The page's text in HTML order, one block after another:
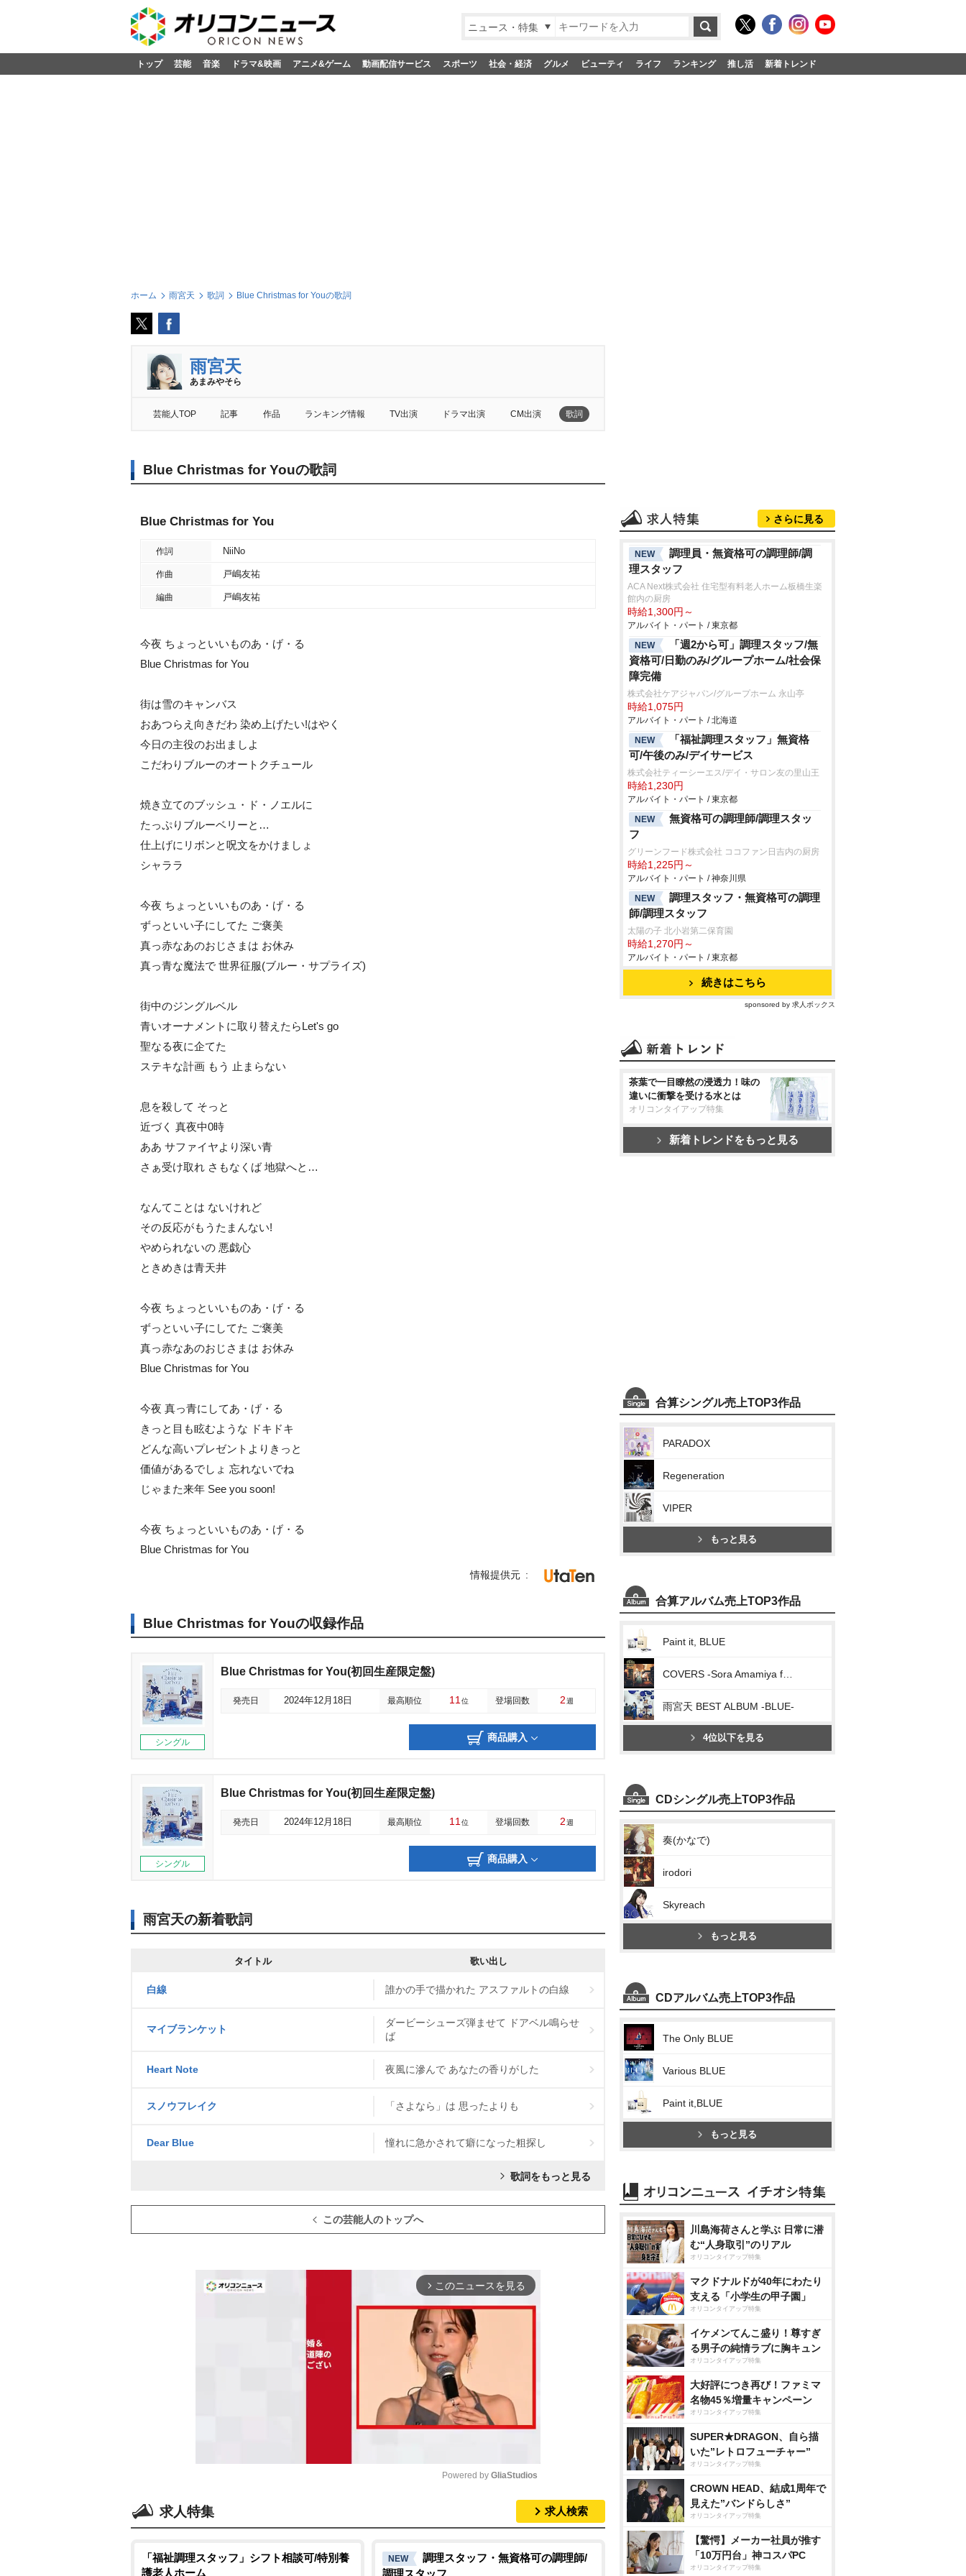
ニュース・特集
トップ 芸能 音楽 ドラマ&映画 アニメ&ゲーム 動画配信サービス スポーツ 社会・経済 グルメ ビューティ ライフ ランキング 推し活 新着トレンド
ホーム 雨宮天 歌詞 Blue Christmas for Youの歌詞
雨宮天
あまみやそら
芸能人TOP 記事 作品 ランキング情報 TV出演 ドラマ出演 CM出演 歌詞
Blue Christmas for Youの歌詞
Blue Christmas for You
作詞 NiiNo
作曲 戸嶋友祐
編曲 戸嶋友祐
今夜 ちょっといいものあ・げ・る
Blue Christmas for You
街は雪のキャンバス
おあつらえ向きだわ 染め上げたい!はやく
今日の主役のお出ましよ
こだわりブルーのオートクチュール
焼き立てのブッシュ・ド・ノエルに
たっぷりブルーベリーと…
仕上げにリボンと呪文をかけましょ
シャララ
今夜 ちょっといいものあ・げ・る
ずっといい子にしてた ご褒美
真っ赤なあのおじさまは お休み
真っ青な魔法で 世界征服(ブルー・サプライズ)
街中のジングルベル
青いオーナメントに取り替えたらLet's go
聖なる夜に企てた
ステキな計画 もう 止まらない
息を殺して そっと
近づく 真夜中0時
ああ サファイヤより深い青
さぁ受け取れ さもなくば 地獄へと…
なんてことは ないけれど
その反応がもうたまんない!
められないの 悪戯心
ときめきは青天井
今夜 ちょっといいものあ・げ・る
ずっといい子にしてた ご褒美
真っ赤なあのおじさまは お休み
Blue Christmas for You
今夜 真っ青にしてあ・げ・る
きっと目も眩むような ドキドキ
どんな高いプレゼントよりきっと
価値があるでしょ 忘れないでね
じゃまた来年 See you soon!
今夜 ちょっといいものあ・げ・る
Blue Christmas for You
情報提供元
Blue Christmas for Youの収録作品
シングル
Blue Christmas for You(初回生産限定盤)
発売日 2024年12月18日 最高順位 11 位 登場回数 2週
商品購入
シングル
Blue Christmas for You(初回生産限定盤)
発売日 2024年12月18日 最高順位 11 位 登場回数 2週
商品購入
雨宮天の新着歌詞
タイトル 歌い出し
白線 誰かの手で描かれた アスファルトの白線
マイブランケット
ダービーシューズ弾ませて ドアベル鳴らせ
ば
Heart Note 夜風に滲んで あなたの香りがした
スノウフレイク 「さよなら」は 思ったよりも
Dear Blue 憧れに急かされて癖になった粗探し
歌詞をもっと見る
この芸能人のトップへ
arrow_forward_ios このニュースを見る
t
Powered by GliaStudios
求人特集 求人検索
「福祉調理スタッフ」シフト相談可/特別養
護老人ホーム
NEW
調理スタッフ・無資格可の調理師/
調理スタッフ
さらに見る
NEW
調理員・無資格可の調理師/調
理スタッフ
ACA Next株式会社 住宅型有料老人ホーム板橋生楽
館内の厨房
時給1,300円～
アルバイト・パート / 東京都
NEW
「週2から可」調理スタッフ/無
資格可/日勤のみ/グループホーム/社会保
障完備
株式会社ケアジャパン/グループホーム 永山亭
時給1,075円
アルバイト・パート / 北海道
NEW
「福祉調理スタッフ」無資格
可/午後のみ/デイサービス
株式会社ティーシーエス/デイ・サロン友の里山王
時給1,230円
アルバイト・パート / 東京都
NEW
無資格可の調理師/調理スタッ
フ
グリーンフード株式会社 ココファン日吉内の厨房
時給1,225円～
アルバイト・パート / 神奈川県
NEW
調理スタッフ・無資格可の調理
師/調理スタッフ
太陽の子 北小岩第二保育園
時給1,270円～
アルバイト・パート / 東京都
続きはこちら
sponsored by 求人ボックス
茶葉で一目瞭然の浸透力！味の
違いに衝撃を受ける水とは
オリコンタイアップ特集
新着トレンドをもっと見る
合算シングル売上TOP3作品
PARADOX
Regeneration
VIPER
もっと見る
合算アルバム売上TOP3作品
Paint it, BLUE
雨宮天 BEST ALBUM -BLUE-
4位以下を見る
CDシングル売上TOP3作品
奏(かなで)
irodori
Skyreach
もっと見る
CDアルバム売上TOP3作品
The Only BLUE
Various BLUE
Paint it,BLUE
もっと見る
川島海荷さんと学ぶ 日常に潜
む“人身取引”のリアル
オリコンタイアップ特集
マクドナルドが40年にわたり
支える「小学生の甲子園」
オリコンタイアップ特集
イケメンてんこ盛り！尊すぎ
る男子の純情ラブに胸キュン
オリコンタイアップ特集
大好評につき再び！ファミマ
名物45％増量キャンペーン
オリコンタイアップ特集
SUPER★DRAGON、自ら描
いた”レトロフューチャー”
オリコンタイアップ特集
CROWN HEAD、結成1周年で
見えた”バンドらしさ”
オリコンタイアップ特集
【驚愕】メーカー社員が推す
「10万円台」神コスパPC
オリコンタイアップ特集